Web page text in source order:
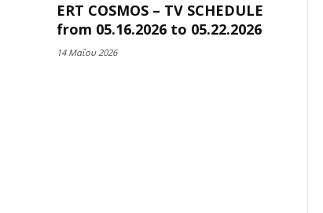
ERT COSMOS – TV SCHEDULE
from 05.16.2026 to 05.22.2026
14 Μαΐου 2026